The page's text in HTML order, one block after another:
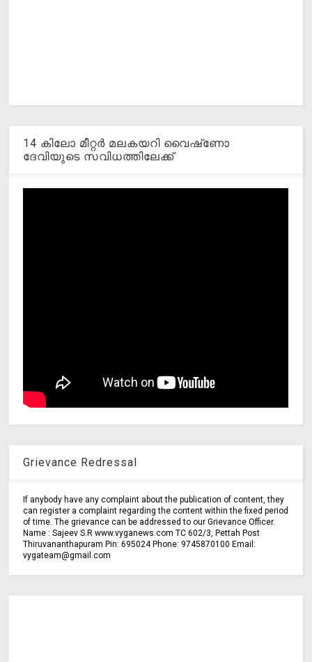
14 കിലോ മീറ്റര്‍ മലകയറി വൈഷ്‌ണോ
ദേവിയുടെ സവിധത്തിലേക്ക്
Grievance Redressal
If anybody have any complaint about the publication of content, they
can register a complaint regarding the content within the fixed period
of time. The grievance can be addressed to our Grievance Officer.
Name : Sajeev S.R www.vyganews.com TC 602/3, Pettah Post
Thiruvananthapuram Pin: 695024 Phone: 9745870100 Email:
vygateam@gmail.com